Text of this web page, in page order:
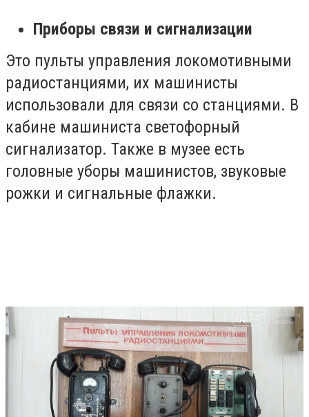
Приборы связи и сигнализации
Это пульты управления локомотивными
радиостанциями, их машинисты
использовали для связи со станциями. В
кабине машиниста светофорный
сигнализатор. Также в музее есть
головные уборы машинистов, звуковые
рожки и сигнальные флажки.